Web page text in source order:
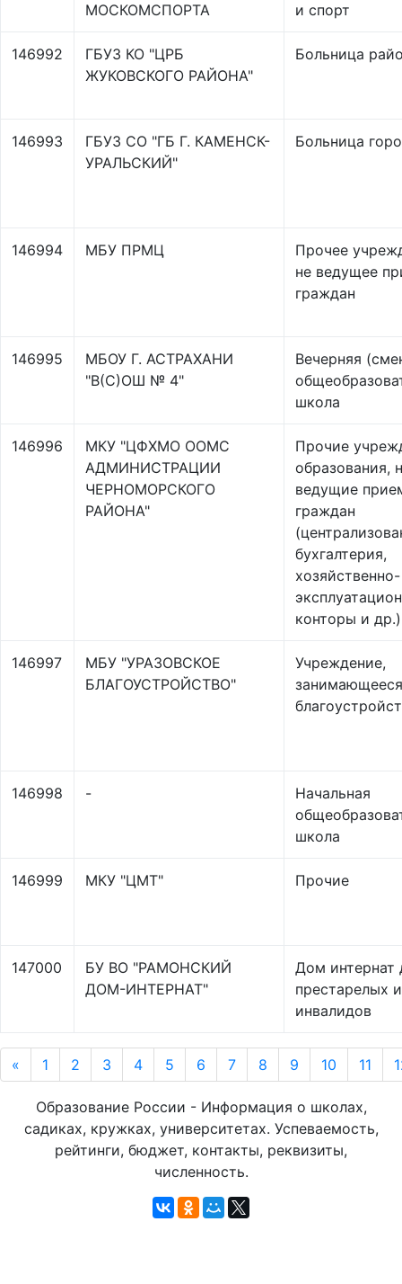
МОСКОМСПОРТА
и спорт
146992
ГБУЗ КО "ЦРБ
ЖУКОВСКОГО РАЙОНА"
Больница
146993
ГБУЗ СО "ГБ Г. КАМЕНСК-
УРАЛЬСКИЙ"
Больница
146994 МБУ ПРМЦ
Прочее
не ведущее
граждан
146995
МБОУ Г. АСТРАХАНИ
"В(С)ОШ № 4"
Вечерняя
школа
146996
МКУ "ЦФХМО ООМС
АДМИНИСТРАЦИИ
ЧЕРНОМОРСКОГО
РАЙОНА"
Прочие
образования,
ведущие
граждан
бухгалтерия,
хозяйственно-
конторы и др.)
146997
МБУ "УРАЗОВСКОЕ
БЛАГОУСТРОЙСТВО"
Учреждение,
занимающееся
146998 -
Начальная
школа
146999 МКУ "ЦМТ" Прочие
147000
БУ ВО "РАМОНСКИЙ
ДОМ-ИНТЕРНАТ"
Дом интернат
престарелых и
инвалидов
« 1 2 3 4 5 6 7 8 9 10 11
Образование России - Информация о школах,
садиках, кружках, университетах. Успеваемость,
рейтинги, бюджет, контакты, реквизиты,
численность.